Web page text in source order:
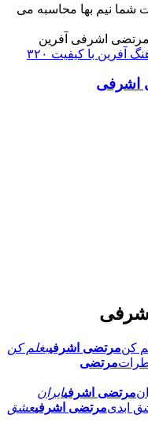
بها محاسبه می
اشرفی آفرین
با کیفیت ۳۲۰
اشرفی بغلم کن
اشرفی ایران
مرتضی اشرفی عشق